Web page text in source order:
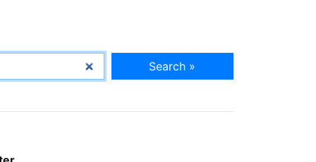
Search »